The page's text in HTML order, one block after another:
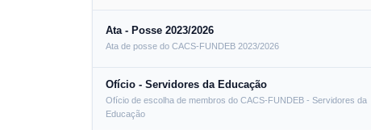
Ata - Posse 2023/2026
Ata de posse do CACS-FUNDEB 2023/2026
Ofício - Servidores da Educação
Ofício de escolha de membros do CACS-FUNDEB - Servidores da
Educação